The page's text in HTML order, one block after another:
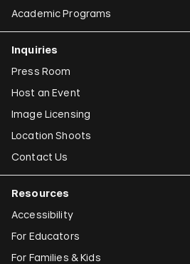
Academic Programs
Inquiries
Press Room
Host an Event
Image Licensing
Location Shoots
Contact Us
Resources
Accessibility
For Educators
For Families & Kids